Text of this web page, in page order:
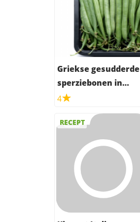
Griekse gesudderde
sperziebonen in
tomatensaus
4
RECEPT